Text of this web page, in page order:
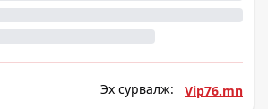
Эх сурвалж: Vip76.mn